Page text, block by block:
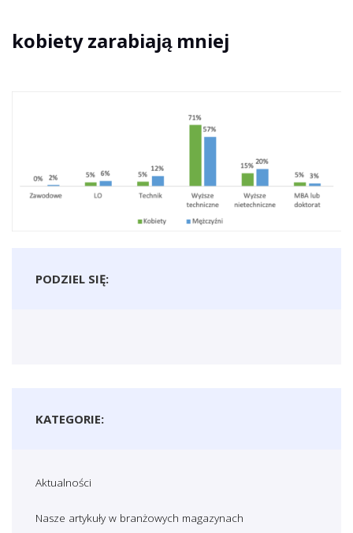
PODZIEL SIĘ:
KATEGORIE:
Aktualności
Nasze artykuły w branżowych magazynach
kobiety zarabiają mniej